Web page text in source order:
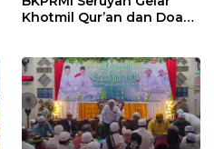
Khotmil Qur’an dan Doa